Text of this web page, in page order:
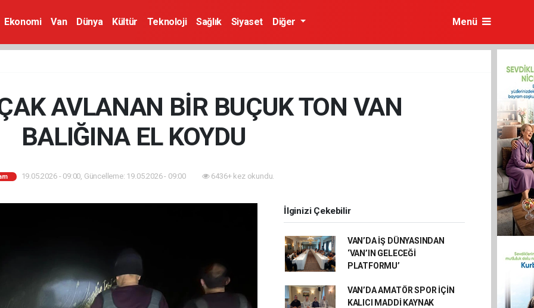
Ekonomi Van Dünya Kültür Teknoloji Sağlık Siyaset Diğer Menü
AVLANAN BİR BUÇUK TON VAN
BALIĞINA EL KOYDU
19.05.2026 - 09:00, Güncelleme: 19.05.2026 - 09:00 6436+ kez okundu.
İlginizi Çekebilir
VAN’DA İŞ DÜNYASINDAN
‘VAN’IN GELECEĞİ
PLATFORMU’
VAN’DA AMATÖR SPOR İÇİN
KALICI MADDİ KAYNAK